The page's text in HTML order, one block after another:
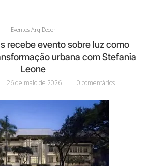
Eventos Arq Decor
recebe evento sobre luz como
urbana com Stefania
Leone
26 de maio de 2026 0 comentários